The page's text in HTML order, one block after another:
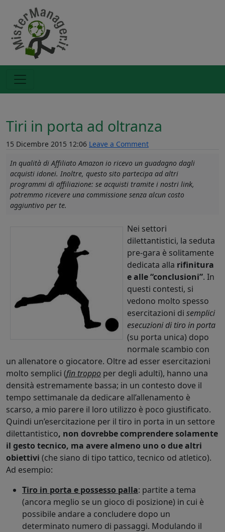
Tiri in porta ad oltranza
15 Dicembre 2015 12:06 Leave a Comment
In qualità di Affiliato Amazon io ricevo un guadagno dagli
acquisti idonei. Inoltre, questo sito partecipa ad altri
programmi di affiliazione: se acquisti tramite i nostri link,
potremmo ricevere una commissione senza alcun costo
aggiuntivo per te.
Nei settori
dilettantistici, la seduta
pre-gara è solitamente
dedicata alla rifinitura
e alle “conclusioni”. In
questi contesti, si
vedono molto spesso
esercitazioni di semplici
esecuzioni di tiro in porta
(su porta unica) dopo
normale scambio con
un allenatore o giocatore. Oltre ad esser esercitazioni
molto semplici (fin troppo per degli adulti), hanno una
densità estremamente bassa; in un contesto dove il
tempo settimanale da dedicare all’allenamento è
scarso, a mio parere il loro utilizzo è poco giustificato.
Quindi un’esercitazione per il tiro in porta in un settore
dilettantistico, non dovrebbe comprendere solamente
il gesto tecnico, ma avere almeno uno o due altri
obiettivi (che siano di tipo tattico, tecnico od atletico).
Ad esempio:
Tiro in porta e possesso palla: partite a tema
(ancora meglio se un gioco di posizione) in cui è
possibile andare a concludere dopo un
determinato numero di passaggi. Modulando il